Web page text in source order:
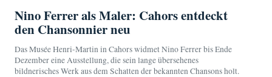
Nino Ferrer als Maler: Cahors entdeckt
den Chansonnier neu
Das Musée Henri-Martin in Cahors widmet Nino Ferrer bis Ende
Dezember eine Ausstellung, die sein lange übersehenes
bildnerisches Werk aus dem Schatten der bekannten Chansons holt.